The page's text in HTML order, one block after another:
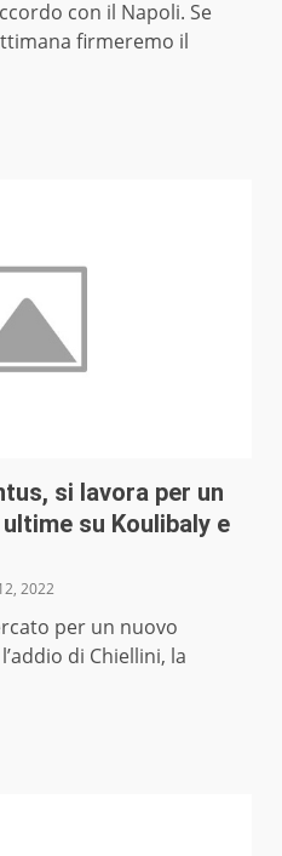
con il Napoli. Se
firmeremo il
si lavora per un
su Koulibaly e
2022
per un nuovo
di Chiellini, la